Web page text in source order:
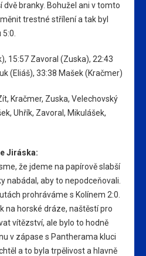
dvě branky. Bohužel ani v tomto
trestné střílení a tak byl
15:57 Zavoral (Zuska), 22:43
(Eliáš), 33:38 Mašek (Kračmer)
Kračmer, Zuska, Velechovský
Uhřík, Zavoral, Mikulášek,
Jiráska:
že jdeme na papírově slabší
nabádal, aby to nepodceňovali.
prohráváme s Kolínem 2:0.
na horské dráze, naštěstí pro
vítězství, ale bylo to hodně
v zápase s Pantherama kluci
a to byla trpělivost a hlavně